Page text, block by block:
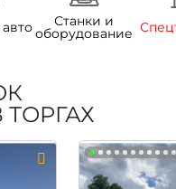
Станки и
оборудование